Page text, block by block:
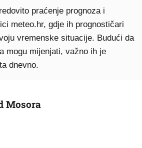
praćenje prognoza i
meteo.hr, gdje ih prognostičari
vremenske situacije. Budući da
mogu mijenjati, važno ih je
dnevno.
Mosora